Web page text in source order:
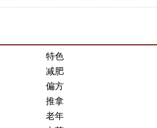
特色
减肥
偏方
推拿
老年